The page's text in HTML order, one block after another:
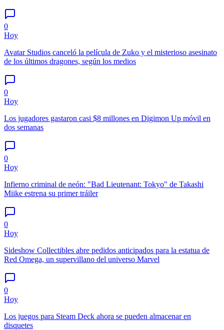
0
Hoy
Avatar Studios canceló la película de Zuko y el misterioso asesinato
de los últimos dragones, según los medios
0
Hoy
Los jugadores gastaron casi $8 millones en Digimon Up móvil en
dos semanas
0
Hoy
Infierno criminal de neón: "Bad Lieutenant: Tokyo" de Takashi
Miike estrena su primer tráiler
0
Hoy
Sideshow Collectibles abre pedidos anticipados para la estatua de
Red Omega, un supervillano del universo Marvel
0
Hoy
Los juegos para Steam Deck ahora se pueden almacenar en
disquetes